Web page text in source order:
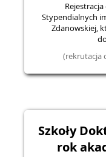
Stypendialnych
Zdanowskiej,
(rekrutacja
Szkoły
rok